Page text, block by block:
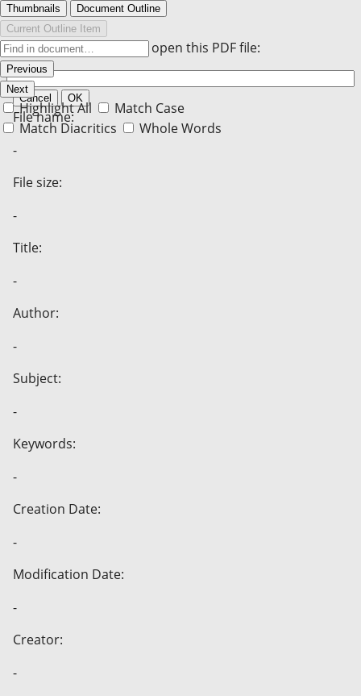
Thumbnails
Document Outline
Current Outline Item
Previous
Next
Highlight All
Match Case
Match Diacritics
Whole Words
Enter the password to open this PDF file:
Cancel OK
File name:
-
File size:
-
Title:
-
Author:
-
Subject:
-
Keywords:
-
Creation Date:
-
Modification Date:
-
Creator:
-